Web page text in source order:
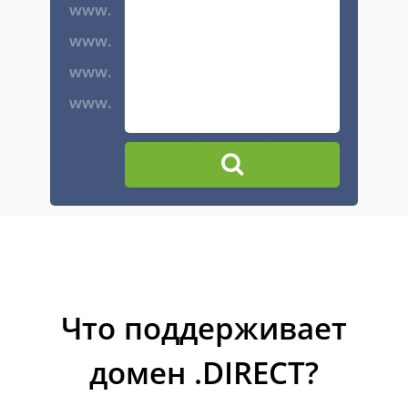
www.
www.
www.
www.
Что поддерживает
домен .DIRECT?